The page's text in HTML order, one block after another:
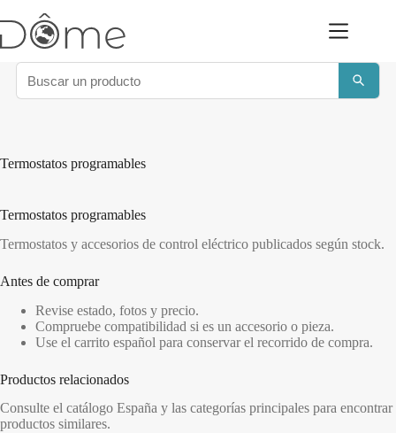
al
contenido
Termostatos programables
Termostatos programables
Termostatos y accesorios de control eléctrico publicados según stock.
Antes de comprar
Revise estado, fotos y precio.
Compruebe compatibilidad si es un accesorio o pieza.
Use el carrito español para conservar el recorrido de compra.
Productos relacionados
Consulte el catálogo España y las categorías principales para encontrar
productos similares.